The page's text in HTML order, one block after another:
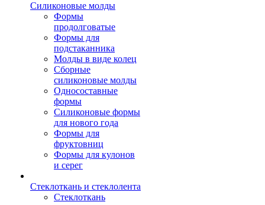
Силиконовые молды
Формы
продолговатые
Формы для
подстаканника
Молды в виде колец
Сборные
силиконовые молды
Односоставные
формы
Силиконовые формы
для нового года
Формы для
фруктовниц
Формы для кулонов
и серег
Стеклоткань и стеклолента
Стеклоткань